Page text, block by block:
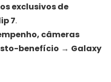
exclusivos de
7.
câmeras
benefício → Galaxy